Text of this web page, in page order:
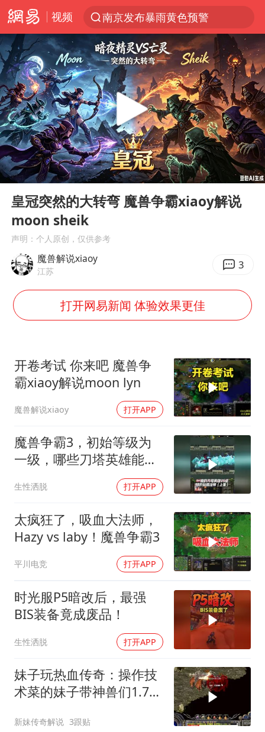
视频
南京发布暴雨黄色预警
跨界融合拉长夏日经济消费链条
上海有出现龙卷潜势
上海：5号线16号线浦江线全线停运
白海豚预计将在浙江苍南到三门一带登陆
今日15时起福州地铁高架区段停运
白海豚将给京津冀带来大暴雨
王艺迪2-4不敌张本美和止步4强
《披荆斩棘》阵容官宣
泰国：高度重视中国游客旅游体验
白海豚或提早3小时登陆
《龙餐馆》 冲奖
蒯曼挺进WTT横滨冠军赛女单四强
武契奇会见泽连斯基有何意图
Play
00:00 31:01
皇冠突然的大转弯 魔兽争霸xiaoy解说
moon sheik
声明：个人原创，仅供参考
魔兽解说xiaoy
江苏 3
打开网易新闻 体验效果更佳
开卷考试 你来吧 魔兽争
霸xiaoy解说moon lyn
魔兽解说xiaoy 打开APP
魔兽争霸3，初始等级为
一级，哪些刀塔英雄能战
生性洒脱 打开APP
太疯狂了，吸血大法师，
Hazy vs laby！魔兽争霸3
平川电竞 打开APP
时光服P5暗改后，最强
BIS装备竟成废品！
生性洒脱 打开APP
妹子玩热血传奇：操作技
术菜的妹子带神兽们1.76
新妹传奇解说 3跟贴